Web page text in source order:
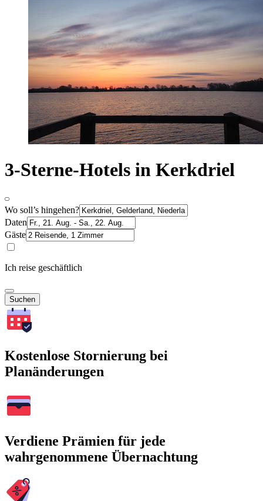
3-Sterne-Hotels in Kerkdriel
Wo soll’s hingehen?
Daten
Gäste
Ich reise geschäftlich
Suchen
Kostenlose Stornierung bei
Planänderungen
Verdiene Prämien für jede
wahrgenommene Übernachtung